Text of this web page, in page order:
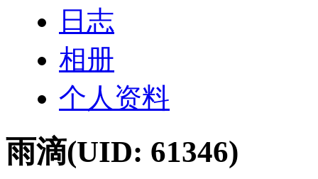
日志
相册
个人资料
雨滴(UID: 61346)